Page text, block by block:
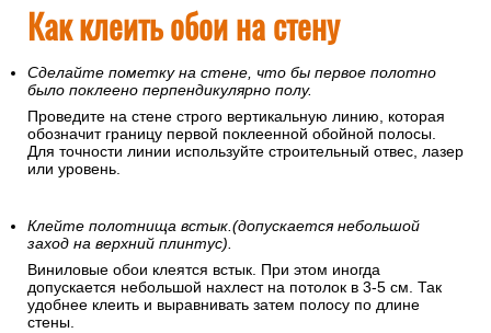
Как клеить обои на стену
Сделайте пометку на стене, что бы первое полотно
было поклеено перпендикулярно полу.
Проведите на стене строго вертикальную линию, которая
обозначит границу первой поклеенной обойной полосы.
Для точности линии используйте строительный отвес, лазер
или уровень.
Клейте полотнища встык.(допускается небольшой
заход на верхний плинтус).
Виниловые обои клеятся встык. При этом иногда
допускается небольшой нахлест на потолок в 3-5 см. Так
удобнее клеить и выравнивать затем полосу по длине
стены.